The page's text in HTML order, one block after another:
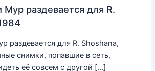
раздевается для R.
раздевается для R. Shoshana,
снимки, попавшие в сеть,
её совсем с другой […]